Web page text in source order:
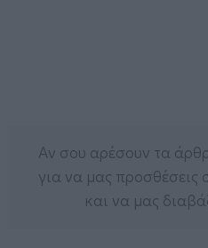
Αν σου αρέσουν τα
για να μας προσθέσεις
και να μας